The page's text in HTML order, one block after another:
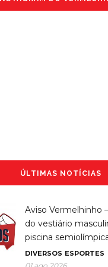
ÚLTIMAS NOTÍCIAS
Aviso Vermelhinho
do vestiário
piscina
DIVERSOS ESPORTES